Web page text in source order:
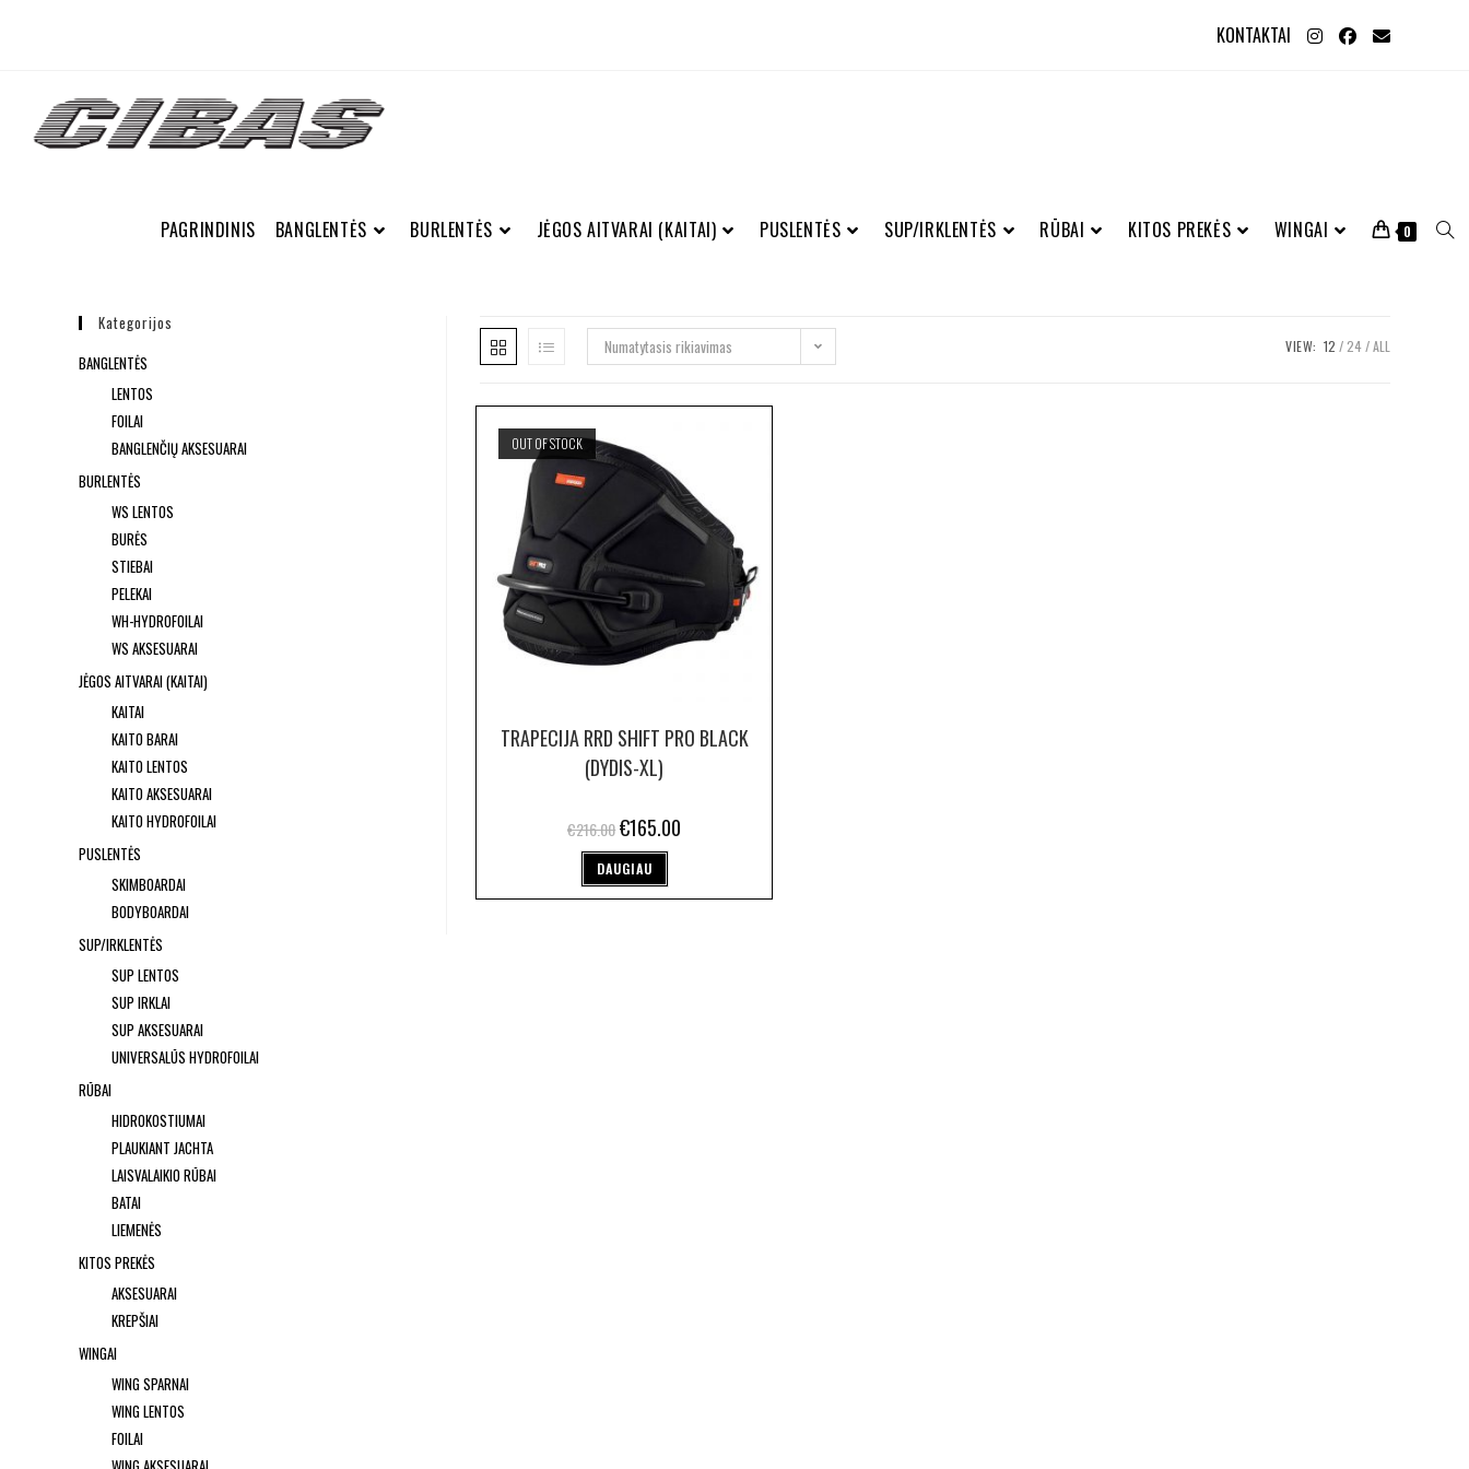
KONTAKTAI
PAGRINDINIS BANGLENTĖS BURLENTĖS JĖGOS AITVARAI (KAITAI) PUSLENTĖS SUP/IRKLENTĖS RŪBAI KITOS PREKĖS WINGAI 0
Numatytasis rikiavimas VIEW: 12 24 ALL
OUT OF STOCK
TRAPECIJA RRD SHIFT PRO BLACK
(DYDIS-XL)
€216.00€165.00
DAUGIAU
Kategorijos
BANGLENTĖS
LENTOS
FOILAI
BANGLENČIŲ AKSESUARAI
BURLENTĖS
WS LENTOS
BURĖS
STIEBAI
PELEKAI
WH-HYDROFOILAI
WS AKSESUARAI
JĖGOS AITVARAI (KAITAI)
KAITAI
KAITO BARAI
KAITO LENTOS
KAITO AKSESUARAI
KAITO HYDROFOILAI
PUSLENTĖS
SKIMBOARDAI
BODYBOARDAI
SUP/IRKLENTĖS
SUP LENTOS
SUP IRKLAI
SUP AKSESUARAI
UNIVERSALŪS HYDROFOILAI
RŪBAI
HIDROKOSTIUMAI
PLAUKIANT JACHTA
LAISVALAIKIO RŪBAI
BATAI
LIEMENĖS
KITOS PREKĖS
AKSESUARAI
KREPŠIAI
WINGAI
WING SPARNAI
WING LENTOS
FOILAI